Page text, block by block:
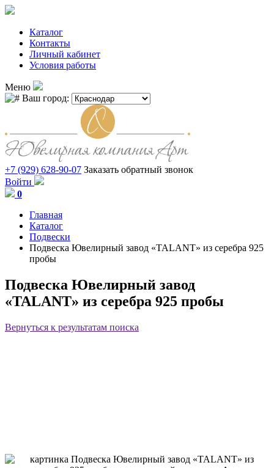
Каталог
Контакты
Личный кабинет
Условия работы
Меню
Ваш город:
+7 (929) 628-90-07 Заказать обратный звонок
Войти
0
Главная
Каталог
Подвески
Подвеска Ювелирный завод «TALANT» из серебра 925
пробы
Подвеска Ювелирный завод
«TALANT» из серебра 925 пробы
Вернуться к результатам поиска